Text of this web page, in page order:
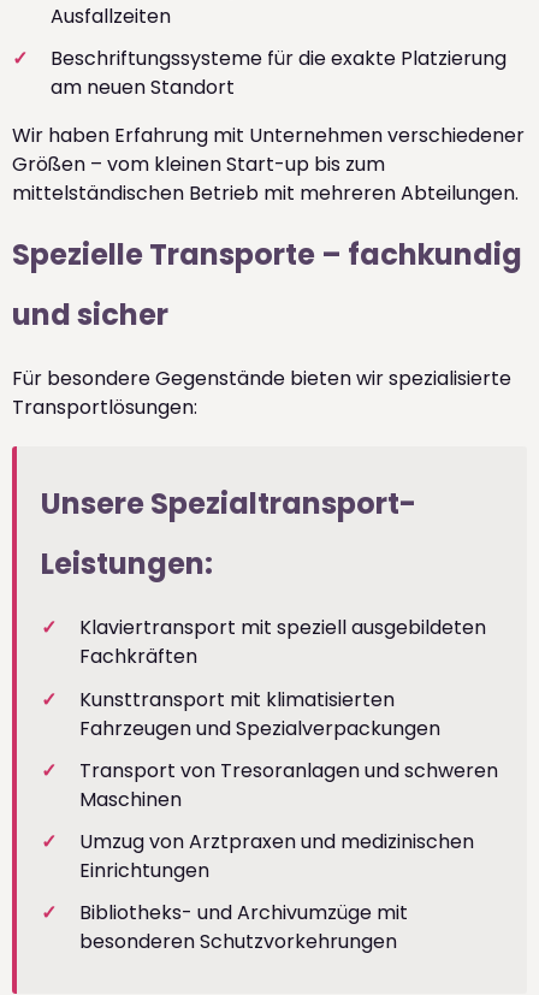
Ausfallzeiten
Beschriftungssysteme für die exakte Platzierung
am neuen Standort
Wir haben Erfahrung mit Unternehmen verschiedener
Größen – vom kleinen Start-up bis zum
mittelständischen Betrieb mit mehreren Abteilungen.
Spezielle Transporte – fachkundig
und sicher
Für besondere Gegenstände bieten wir spezialisierte
Transportlösungen:
Unsere Spezialtransport-
Leistungen:
Klaviertransport mit speziell ausgebildeten
Fachkräften
Kunsttransport mit klimatisierten
Fahrzeugen und Spezialverpackungen
Transport von Tresoranlagen und schweren
Maschinen
Umzug von Arztpraxen und medizinischen
Einrichtungen
Bibliotheks- und Archivumzüge mit
besonderen Schutzvorkehrungen